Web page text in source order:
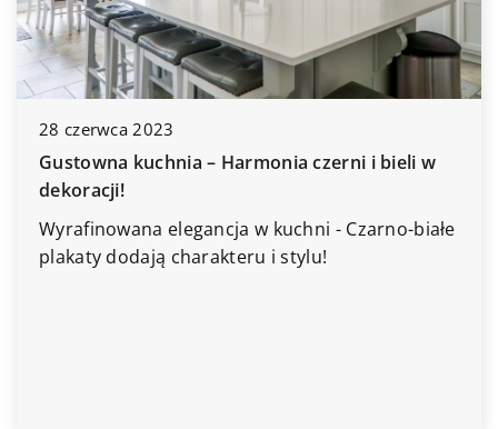
czerwca 2023
kuchnia – Harmonia czerni i bieli w
elegancja w kuchni - Czarno-białe
dodają charakteru i stylu!